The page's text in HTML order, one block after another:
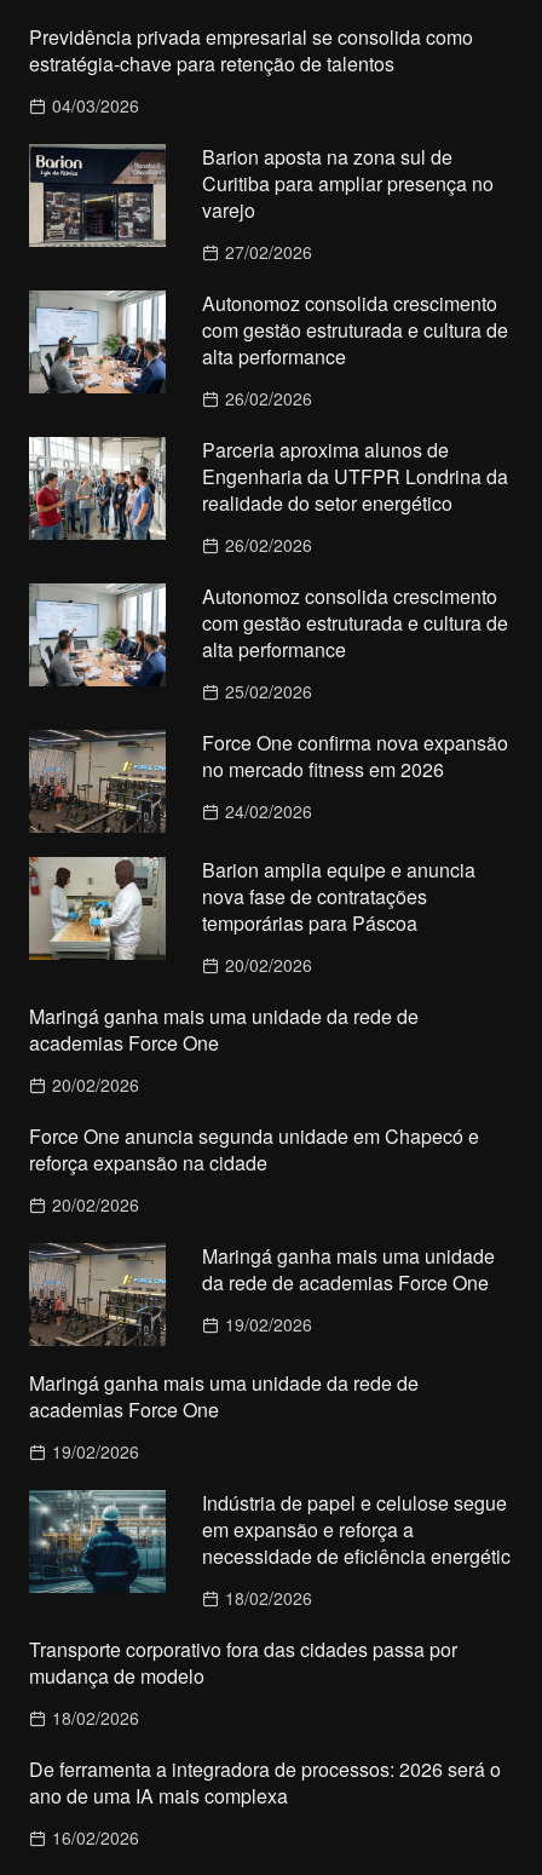
Previdência privada empresarial se consolida como
estratégia-chave para retenção de talentos
04/03/2026
Barion aposta na zona sul de
Curitiba para ampliar presença no
varejo
27/02/2026
Autonomoz consolida crescimento
com gestão estruturada e cultura de
alta performance
26/02/2026
Parceria aproxima alunos de
Engenharia da UTFPR Londrina da
realidade do setor energético
26/02/2026
Autonomoz consolida crescimento
com gestão estruturada e cultura de
alta performance
25/02/2026
Force One confirma nova expansão
no mercado fitness em 2026
24/02/2026
Barion amplia equipe e anuncia
nova fase de contratações
temporárias para Páscoa
20/02/2026
Maringá ganha mais uma unidade da rede de
academias Force One
20/02/2026
Force One anuncia segunda unidade em Chapecó e
reforça expansão na cidade
20/02/2026
Maringá ganha mais uma unidade
da rede de academias Force One
19/02/2026
Maringá ganha mais uma unidade da rede de
academias Force One
19/02/2026
Indústria de papel e celulose segue
em expansão e reforça a
necessidade de eficiência energétic
18/02/2026
Transporte corporativo fora das cidades passa por
mudança de modelo
18/02/2026
De ferramenta a integradora de processos: 2026 será o
ano de uma IA mais complexa
16/02/2026